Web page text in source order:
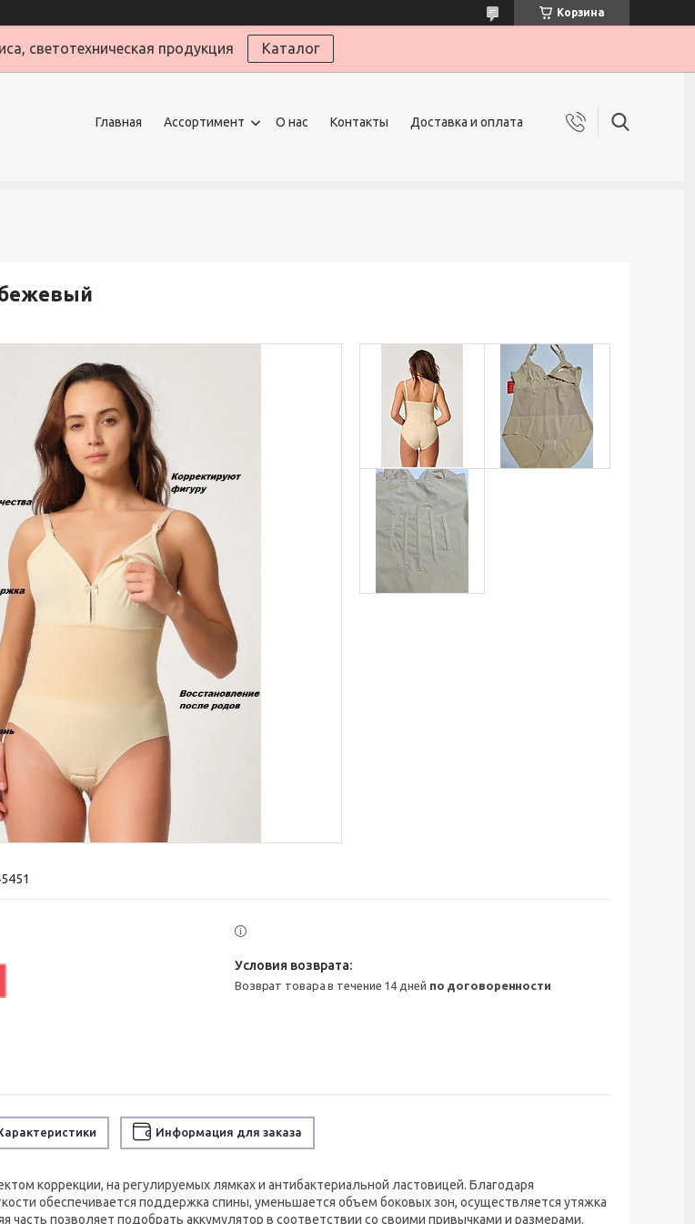
Корзина
светотехническая продукция Каталог
Главная Ассортимент О нас Контакты Доставка и оплата
возврат товара в течение 14 дней по договоренности
Информация для заказа
коррекции, на регулируемых лямках и антибактериальной ластовицей. Благодаря
обеспечивается поддержка спины, уменьшается объем боковых зон, осуществляется утяжка
часть позволяет подобрать аккумулятор в соответствии со своими привычками и размерами.